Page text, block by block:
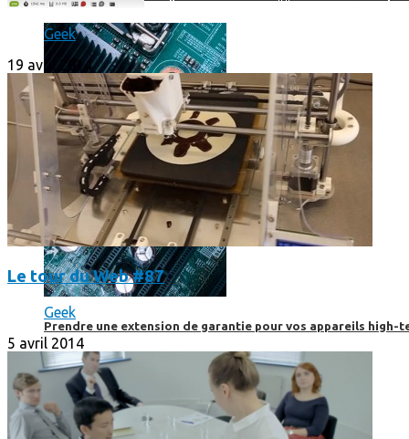
Prendre une extension de garantie pour vos appareils high-
Geek
19 avril 2014
Le tour du Web #87
Geek
5 avril 2014